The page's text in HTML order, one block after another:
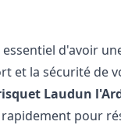
essentiel d'avoir
la sécurité de
Laudun
pour